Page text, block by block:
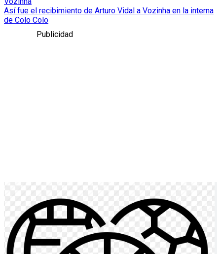
Así fue el recibimiento de Arturo Vidal a Vozinha en la interna
de Colo Colo
Publicidad